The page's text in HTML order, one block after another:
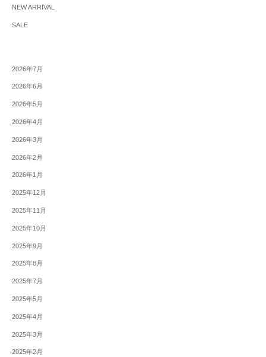
NEW ARRIVAL
SALE
2026年7月
2026年6月
2026年5月
2026年4月
2026年3月
2026年2月
2026年1月
2025年12月
2025年11月
2025年10月
2025年9月
2025年8月
2025年7月
2025年5月
2025年4月
2025年3月
2025年2月